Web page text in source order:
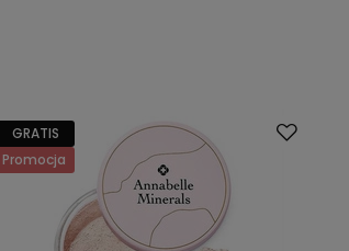
GRATIS
Promocja